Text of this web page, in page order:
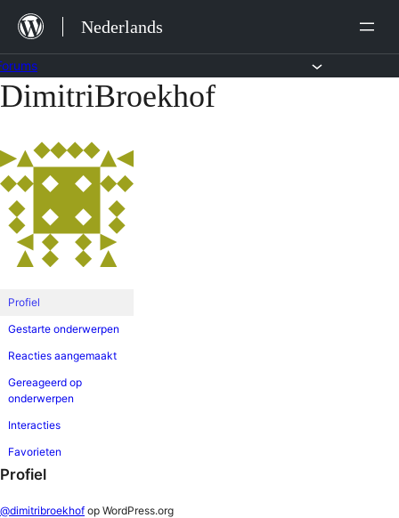
naar
de
inhoud
Nederlands
Ga
inhoud
DimitriBroekhof
Profiel
Gestarte onderwerpen
Reacties aangemaakt
Gereageerd op
onderwerpen
Interacties
Favorieten
Profiel
@dimitribroekhof op WordPress.org